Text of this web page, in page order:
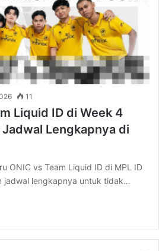
11
Liquid ID di Week 4
Jadwal Lengkapnya di
ONIC vs Team Liquid ID di MPL ID
jadwal lengkapnya untuk tidak…